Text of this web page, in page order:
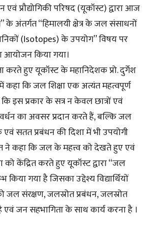
एवं प्रौद्योगिकी परिषद (यूकॉस्ट) द्वारा आज
के अंतर्गत “हिमालयी क्षेत्र के जल संसाधनों
(Isotopes) के उपयोग” विषय पर
आयोजन किया गया।
करते हुए यूकॉस्ट के महानिदेशक प्रो. दुर्गेश
कि जल शिक्षा एक अत्यंत महत्वपूर्ण
इस प्रकार के सत्र न केवल छात्रों एवं
का अवसर प्रदान करते हैं, बल्कि जल
सतत प्रबंधन की दिशा में भी उपयोगी
ने कहा कि जल के महत्त्व को देखते हुए एवं
को केंद्रित करते हुए यूकॉस्ट द्वारा “जल
किया गया है जिसका उद्देश्य विद्यार्थियों
संरक्षण, जलस्रोत प्रबंधन, जलस्रोत
एवं जन सहभागिता के साथ कार्य करना है ।